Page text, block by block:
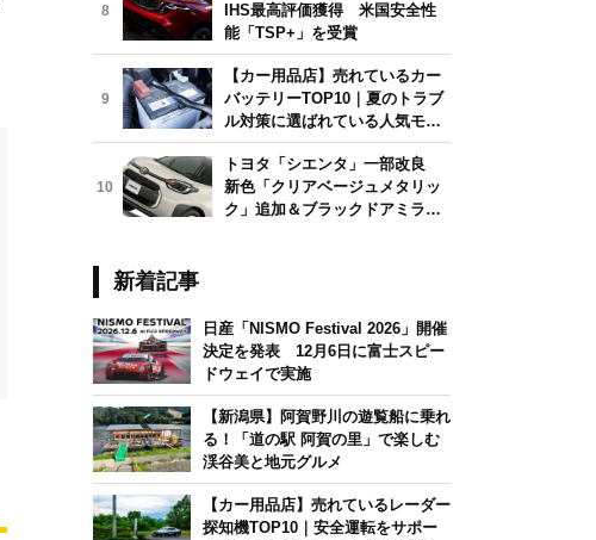
8
IHS最高評価獲得 米国安全性
能「TSP+」を受賞
9
【カー用品店】売れているカー
バッテリーTOP10｜夏のトラブ
ル対策に選ばれている人気モデ
ルは？【2026年6月版】
10
トヨタ「シエンタ」一部改良
新色「クリアベージュメタリッ
ク」追加＆ブラックドアミラー
新着記事
日産「NISMO Festival 2026」開催
決定を発表 12月6日に富士スピー
ドウェイで実施
【新潟県】阿賀野川の遊覧船に乗れ
る！「道の駅 阿賀の里」で楽しむ
渓谷美と地元グルメ
【カー用品店】売れているレーダー
探知機TOP10｜安全運転をサポー